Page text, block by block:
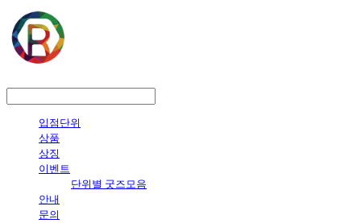
입점단위
상품
상징
이벤트
단위별 굿즈모음
안내
문의